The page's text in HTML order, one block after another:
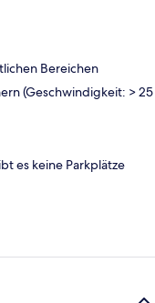
Bereichen
(Geschwindigkeit: > 25
es keine Parkplätze